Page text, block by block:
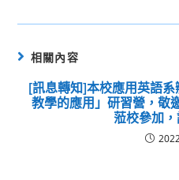
相關內容
[訊息轉知]本校應用英語
教學的應用」研習營，敬
蒞校參加，